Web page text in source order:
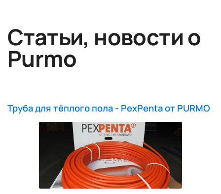
Статьи, новости о
Purmo
Труба для тёплого пола - PexPenta от PURMO